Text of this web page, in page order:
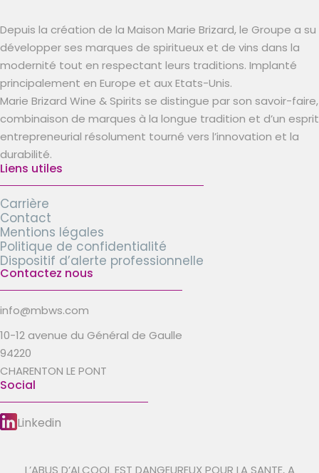
Depuis la création de la Maison Marie Brizard, le Groupe a su
développer ses marques de spiritueux et de vins dans la
modernité tout en respectant leurs traditions. Implanté
principalement en Europe et aux Etats-Unis.
Marie Brizard Wine & Spirits se distingue par son savoir-faire,
combinaison de marques à la longue tradition et d’un esprit
entrepreneurial résolument tourné vers l’innovation et la
durabilité.
Liens utiles
Carrière
Contact
Mentions légales
Politique de confidentialité
Dispositif d’alerte professionnelle
Contactez nous
info@mbws.com
10-12 avenue du Général de Gaulle
94220
CHARENTON LE PONT
Social
Linkedin
L’ABUS D’ALCOOL EST DANGEUREUX POUR LA SANTE, A